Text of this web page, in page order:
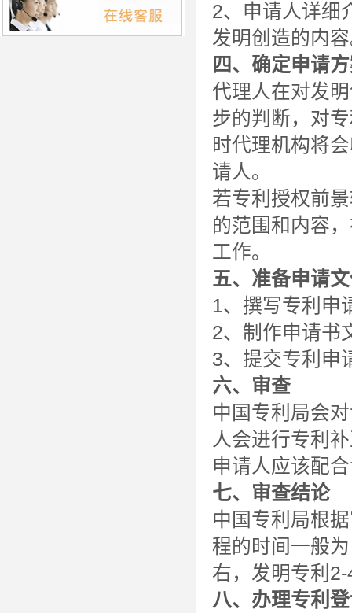
2、申请人详细
发明创造的内
四、确定申请
代理人在对发
步的判断，对
时代理机构将
请人。
若专利授权前
的范围和内容
工作。
五、准备申请
1、撰写专利申
2、制作申请书
3、提交专利申
六、审查
中国专利局会
人会进行专利
申请人应该配
七、审查结论
中国专利局根
程的时间一般
右，发明专利
八、办理专利